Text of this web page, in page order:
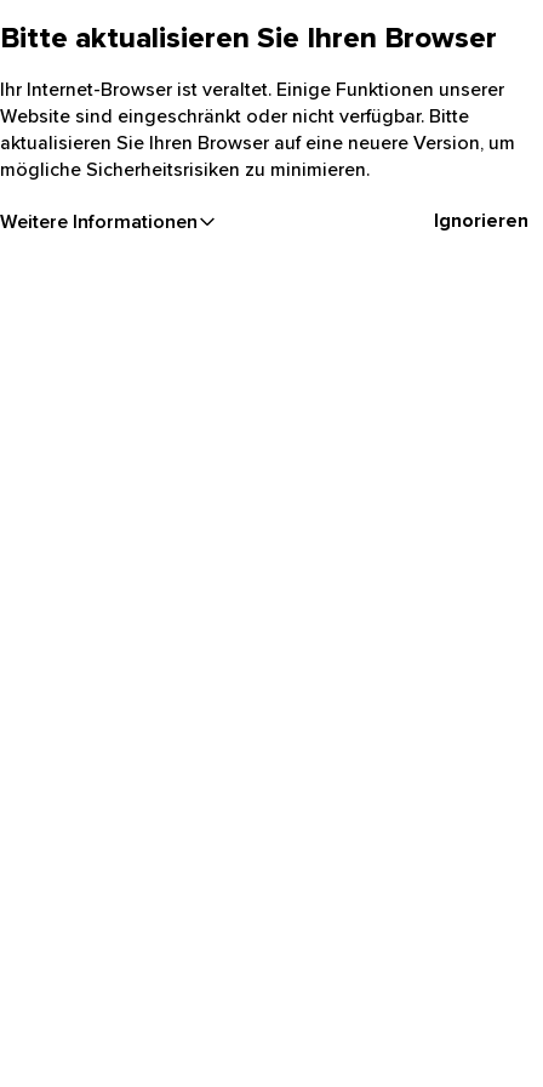
Bitte aktualisieren Sie Ihren Browser
Ihr Internet-Browser ist veraltet. Einige Funktionen unserer
Website sind eingeschränkt oder nicht verfügbar. Bitte
aktualisieren Sie Ihren Browser auf eine neuere Version, um
mögliche Sicherheitsrisiken zu minimieren.
Weitere Informationen Ignorieren